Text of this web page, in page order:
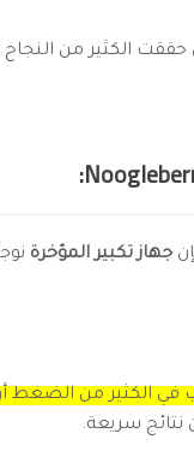
حققت الكثير من
جهاز تكبير المؤخرة
في الكثير من الضغط أو
نتائج سريعة.